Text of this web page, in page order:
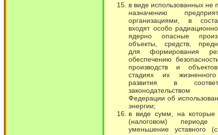
в виде использованных не
назначению
организациями, в
входят особо
ядерно опасные
объекты, средств,
для формирования
обеспечению
производств и
стадиях их
развития в
законодательством
Федерации об
энергии;
в виде сумм, на которые
(налоговом) периоде
уменьшение уставного